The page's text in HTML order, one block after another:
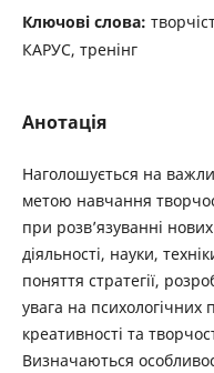
Ключові слова:
КАРУС, тренінг
Анотація
Наголошується на
метою навчання
при розв’язуванні
діяльності, науки,
поняття стратегії,
увага на психологічних
креативності та
Визначаються